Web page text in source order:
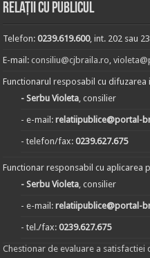
Relații cu publicul
Telefon:0239.619.600, int. 202 sau
E-mail:consiliu@cjbraila.ro,
Functionarul resposabil cu
- Serbu Violeta, consilier
- e-mail:relatiipublice@portal-
- telefon/fax:0239.627.675
Functionar responsabil cu aplicarea
- Serbu Violeta, consilier
- e-mail:relatiipublice@portal-
- tel./fax:0239.627.675
Chestionar de evaluare a satisfactiei